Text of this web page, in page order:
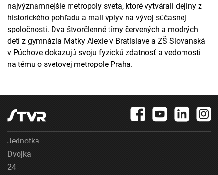
najvýznamnejšie metropoly sveta, ktoré vytvárali dejiny z
historického pohľadu a mali vplyv na vývoj súčasnej
spoločnosti. Dva štvorčlenné tímy červených a modrých
detí z gymnázia Matky Alexie v Bratislave a ZŠ Slovanská
v Púchove dokazujú svoju fyzickú zdatnosť a vedomosti
na tému o svetovej metropole Praha.
Jednotka
Dvojka
24